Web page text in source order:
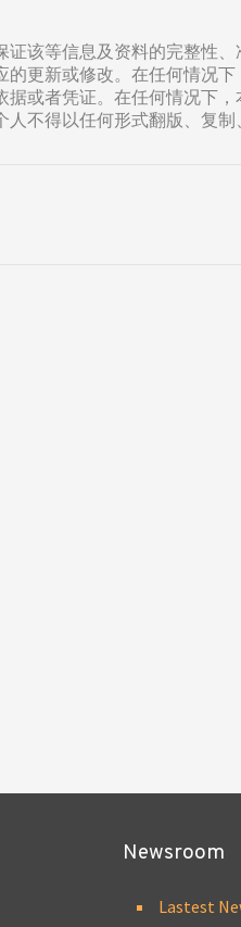
该等信息及资料的完整性
更新或修改。在任何情况
或者凭证。在任何情况下
不得以任何形式翻版、复制
Newsroom
Lastest